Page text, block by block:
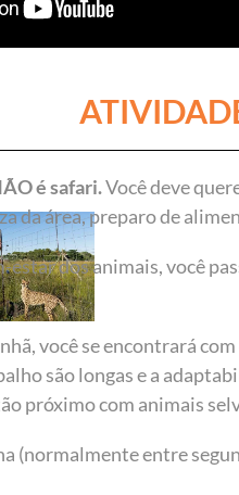
é safari.Você deve
da área, preparo de
estar dos animais, você
você se encontrará
são longas e a
próximo com animais
(normalmente entre